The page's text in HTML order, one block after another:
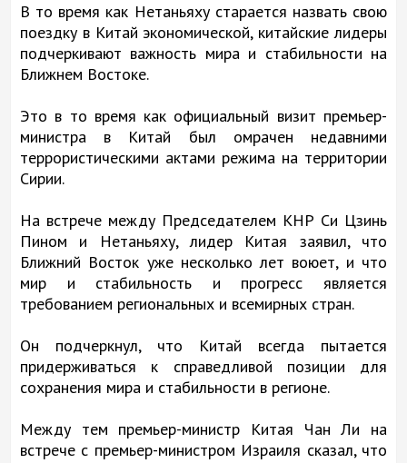
В то время как Нетаньяху старается назвать свою
поездку в Китай экономической, китайские лидеры
подчеркивают важность мира и стабильности на
Ближнем Востоке.
Это в то время как официальный визит премьер-
министра в Китай был омрачен недавними
террористическими актами режима на территории
Сирии.
На встрече между Председателем КНР Си Цзинь
Пином и Нетаньяху, лидер Китая заявил, что
Ближний Восток уже несколько лет воюет, и что
мир и стабильность и прогресс является
требованием региональных и всемирных стран.
Он подчеркнул, что Китай всегда пытается
придерживаться к справедливой позиции для
сохранения мира и стабильности в регионе.
Между тем премьер-министр Китая Чан Ли на
встрече с премьер-министром Израиля сказал, что